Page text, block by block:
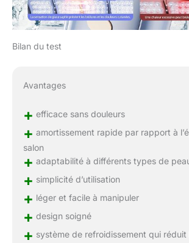
Bilan du test
Avantages
+ efficace sans douleurs
+ amortissement rapide par rapport à
salon
+ adaptabilité à différents types de
+ simplicité d’utilisation
+ léger et facile à manipuler
+ design soigné
+ système de refroidissement qui réduit